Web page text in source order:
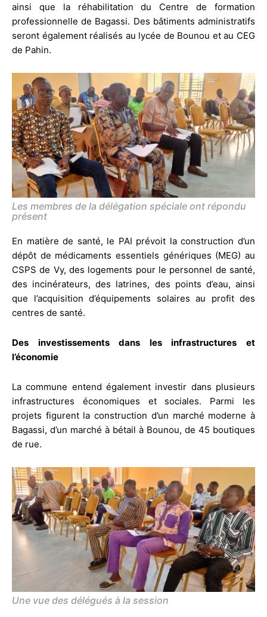
ainsi que la réhabilitation du Centre de formation
professionnelle de Bagassi. Des bâtiments administratifs
seront également réalisés au lycée de Bounou et au CEG
de Pahin.
Les membres de la délégation spéciale ont répondu
présent
En matière de santé, le PAI prévoit la construction d’un
dépôt de médicaments essentiels génériques (MEG) au
CSPS de Vy, des logements pour le personnel de santé,
des incinérateurs, des latrines, des points d’eau, ainsi
que l’acquisition d’équipements solaires au profit des
centres de santé.
Des investissements dans les infrastructures et
l’économie
La commune entend également investir dans plusieurs
infrastructures économiques et sociales. Parmi les
projets figurent la construction d’un marché moderne à
Bagassi, d’un marché à bétail à Bounou, de 45 boutiques
de rue.
Une vue des délégués à la session